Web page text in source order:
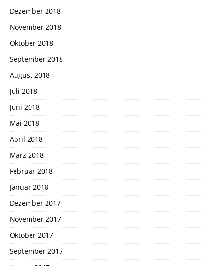
Dezember 2018
November 2018
Oktober 2018
September 2018
August 2018
Juli 2018
Juni 2018
Mai 2018
April 2018
März 2018
Februar 2018
Januar 2018
Dezember 2017
November 2017
Oktober 2017
September 2017